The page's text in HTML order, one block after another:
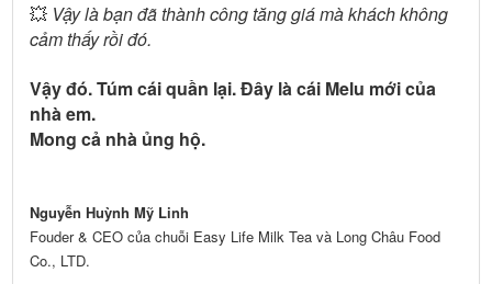
💥 Vậy là bạn đã thành công tăng giá mà khách không
cảm thấy rồi đó.
Vậy đó. Túm cái quần lại. Đây là cái Melu mới của
nhà em.
Mong cả nhà ủng hộ.
Nguyễn Huỳnh Mỹ Linh
Fouder & CEO của chuỗi Easy Life Milk Tea và Long Châu Food
Co., LTD.